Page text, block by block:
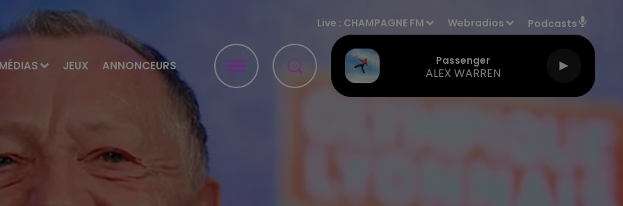
MÉDIAS JEUX ANNONCEURS
Live : CHAMPAGNE FM Webradios Podcasts
Passenger
ALEX WARREN